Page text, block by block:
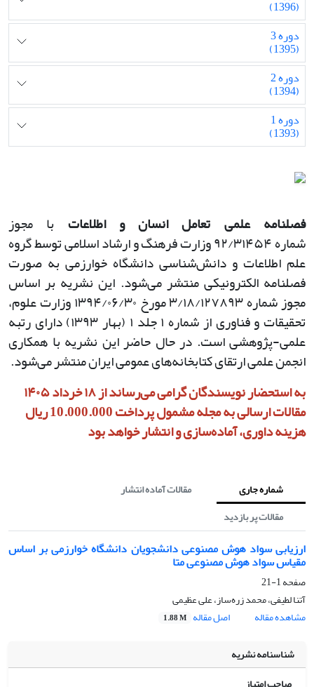
(1396)
دوره 3
(1395)
دوره 2
(1394)
دوره 1
(1393)
فصلنامه علمی تعامل انسان و اطلاعات با مجوز
شماره۹۲/۳۱۴۵۴وزارت فرهنگ و ارشاد اسلامی توسط گروه
علم اطلاعات و دانش‌شناسی دانشگاه خوارزمی به صورت
فصلنامه الکترونیکی منتشر می‌شود. این نشریه بر اساس
مجوز شماره۳/۱۸/۱۲۷۸۹۳مورخ۱۳۹۴/۰۶/۳۰وزارت علوم،
تحقیقات و فناوری از شماره۱جلد ۱ ( بهار۱۳۹۳) دارای رتبه
علمی-پژوهشی است. در حال حاضر این نشریه با همکاری
انجمن علمی ارتقای کتابخانه‌های عمومی ایران منتشر می‌شود.
به استحضار نویسندگان گرامی می‌رساند از ۱۸ خرداد ۱۴۰۵
مقالات ارسالی به مجله مشمول پرداخت 10.000.000 ریال
هزینه داوری، آماده‌سازی و انتشار خواهد بود
شماره جاری
مقالات آماده انتشار
مقالات پر بازدید
ارزیابی سواد هوش مصنوعی دانشجویان دانشگاه خوارزمی بر اساس
مقیاس سواد هوش مصنوعی متا
صفحه1-21
آتنا لطیفی، محمد زره‌ساز، علی عظیمی
مشاهده مقاله
اصل مقاله 1.88 M
شناسنامه نشریه